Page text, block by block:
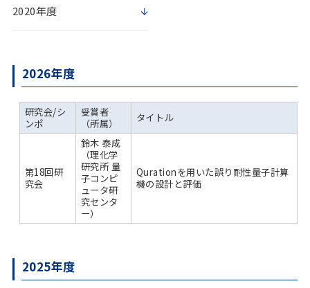
2020年度
2026年度
研究会/シ
ンポ
受賞者
（所属）
タイトル
第18回研
究会
鈴木 泰成
（理化学
研究所 量
子コンピ
ュータ研
究センタ
ー）
Qurationを用いた誤り耐性量子計算
機の設計と評価
2025年度